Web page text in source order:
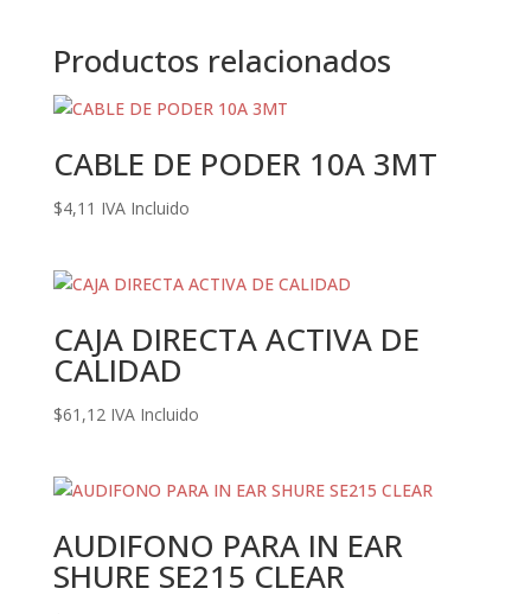
Productos relacionados
CABLE DE PODER 10A 3MT
$4,11 IVA Incluido
CAJA DIRECTA ACTIVA DE
CALIDAD
$61,12 IVA Incluido
AUDIFONO PARA IN EAR
SHURE SE215 CLEAR